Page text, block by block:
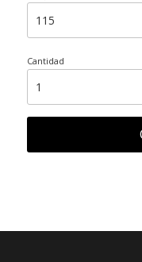
Cantidad